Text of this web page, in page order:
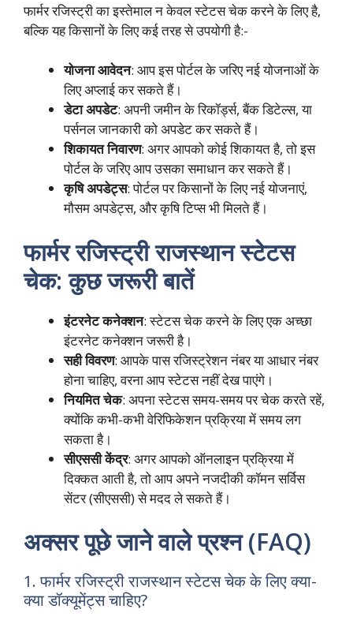
फार्मर रजिस्ट्री का इस्तेमाल न केवल स्टेटस चेक करने के लिए है,
बल्कि यह किसानों के लिए कई तरह से उपयोगी है:-
योजना आवेदन: आप इस पोर्टल के जरिए नई योजनाओं के
लिए अप्लाई कर सकते हैं।
डेटा अपडेट: अपनी जमीन के रिकॉर्ड्स, बैंक डिटेल्स, या
पर्सनल जानकारी को अपडेट कर सकते हैं।
शिकायत निवारण: अगर आपको कोई शिकायत है, तो इस
पोर्टल के जरिए आप उसका समाधान कर सकते हैं।
कृषि अपडेट्स: पोर्टल पर किसानों के लिए नई योजनाएं,
मौसम अपडेट्स, और कृषि टिप्स भी मिलते हैं।
फार्मर रजिस्ट्री राजस्थान स्टेटस
चेक: कुछ जरूरी बातें
इंटरनेट कनेक्शन: स्टेटस चेक करने के लिए एक अच्छा
इंटरनेट कनेक्शन जरूरी है।
सही विवरण: आपके पास रजिस्ट्रेशन नंबर या आधार नंबर
होना चाहिए, वरना आप स्टेटस नहीं देख पाएंगे।
नियमित चेक: अपना स्टेटस समय-समय पर चेक करते रहें,
क्योंकि कभी-कभी वेरिफिकेशन प्रक्रिया में समय लग
सकता है।
सीएससी केंद्र: अगर आपको ऑनलाइन प्रक्रिया में
दिक्कत आती है, तो आप अपने नजदीकी कॉमन सर्विस
सेंटर (सीएससी) से मदद ले सकते हैं।
अक्सर पूछे जाने वाले प्रश्न (FAQ)
1. फार्मर रजिस्ट्री राजस्थान स्टेटस चेक के लिए क्या-
क्या डॉक्यूमेंट्स चाहिए?